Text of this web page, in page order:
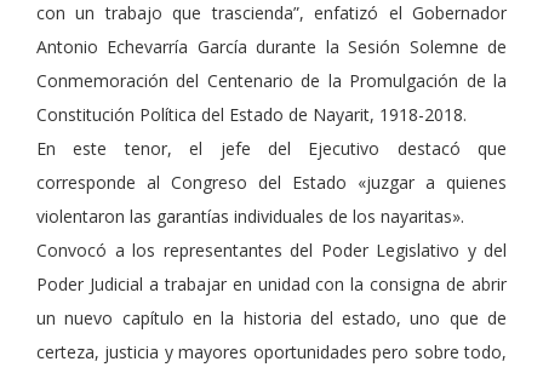
con un trabajo que trascienda”, enfatizó el Gobernador
Antonio Echevarría García durante la Sesión Solemne de
Conmemoración del Centenario de la Promulgación de la
Constitución Política del Estado de Nayarit, 1918-2018.
En este tenor, el jefe del Ejecutivo destacó que
corresponde al Congreso del Estado «juzgar a quienes
violentaron las garantías individuales de los nayaritas».
Convocó a los representantes del Poder Legislativo y del
Poder Judicial a trabajar en unidad con la consigna de abrir
un nuevo capítulo en la historia del estado, uno que de
certeza, justicia y mayores oportunidades pero sobre todo,